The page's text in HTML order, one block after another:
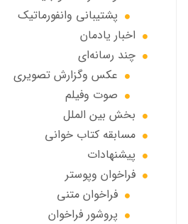
پشتیبانی وانفورماتیک
اخبار يادمان
چند رسانه‌ای
عکس وگزارش تصویری
صوت وفيلم
بخش بين الملل
مسابقه کتاب خوانی
پیشنهادات
فراخوان‌ وپوستر
فراخوان متني
پروشور فراخوان